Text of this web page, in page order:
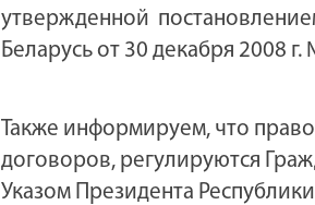
утвержденной
Беларусь от 30 декабря 2008 г.
Также информируем, что
договоров, регулируются
Указом Президента